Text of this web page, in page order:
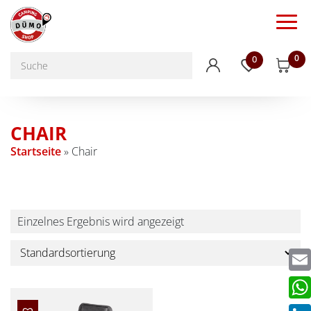
0 0
CHAIR
Startseite» Chair
Einzelnes Ergebnis wird angezeigt